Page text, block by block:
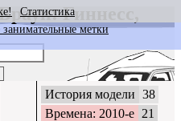
Статистика
занимательные метки
История модели 38
Времена: 2010-е 21
Гиннесс,